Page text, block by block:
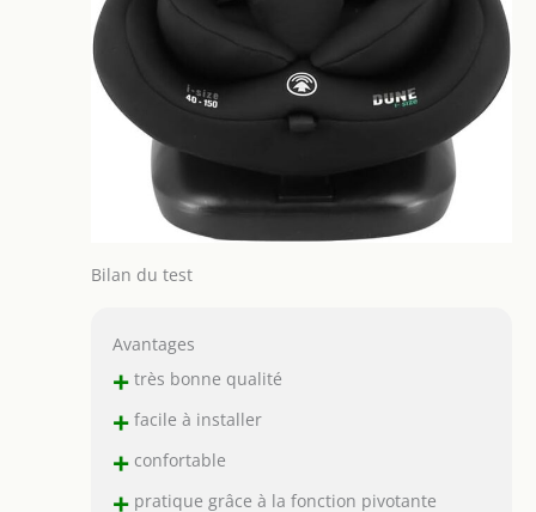
Bilan du test
Avantages
+très bonne qualité
+facile à installer
+confortable
+pratique grâce à la fonction pivotante